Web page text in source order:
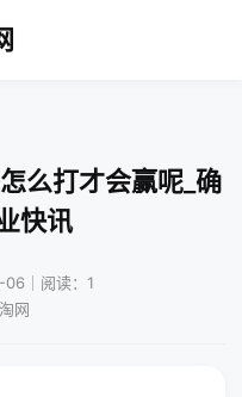
么打才会赢呢_确
快讯
｜阅读：1
网